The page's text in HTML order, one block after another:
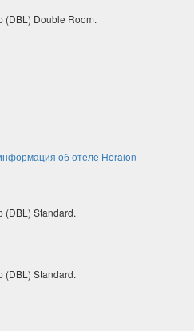
Double Room.
об отеле Heraion
Standard.
Standard.